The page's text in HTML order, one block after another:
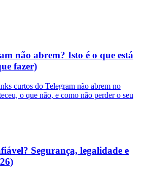
não abrem? Isto é o que está
fazer)
curtos do Telegram não abrem no
o que não, e como não perder o seu
Segurança, legalidade e